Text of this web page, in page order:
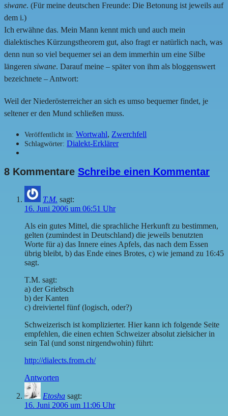
siwane. (Für meine deutschen Freunde: Die Betonung ist jeweils auf
dem i.)
Ich erwähne das. Mein Mann kennt mich und auch mein
dialektisches Kürzungstheorem gut, also fragt er natürlich nach, was
denn nun so viel bequemer sei an dem immerhin um eine Silbe
längeren siwane. Darauf meine – später von ihm als bloggenswert
bezeichnete – Antwort:
Weil der Niederösterreicher an sich es umso bequemer findet, je
seltener er den Mund schließen muss.
Veröffentlicht in: Wortwahl, Zwerchfell
Schlagwörter: Dialekt-Erklärer
8 Kommentare Schreibe einen Kommentar
T.M. sagt:
16. Juni 2006 um 06:51 Uhr
Als ein gutes Mittel, die sprachliche Herkunft zu bestimmen,
gelten (zumindest in Deutschland) die jeweils benutzten
Worte für a) das Innere eines Apfels, das nach dem Essen
übrig bleibt, b) das Ende eines Brotes, c) wie jemand zu 16:45
sagt.
T.M. sagt:
a) der Griebsch
b) der Kanten
c) dreiviertel fünf (logisch, oder?)
Schweizerisch ist komplizierter. Hier kann ich folgende Seite
empfehlen, die einen echten Schweizer absolut zielsicher in
sein Tal (und sonst nirgendwohin) führt:
http://dialects.from.ch/
Antworten
Etosha sagt:
16. Juni 2006 um 11:06 Uhr